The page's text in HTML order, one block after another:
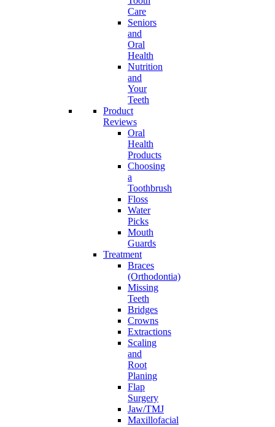
Care
Seniors
and
Oral
Health
Nutrition
and
Your
Teeth
Product
Reviews
Oral
Health
Products
Choosing
a
Toothbrush
Floss
Water
Picks
Mouth
Guards
Treatment
Braces
(Orthodontia)
Missing
Teeth
Bridges
Crowns
Extractions
Scaling
and
Root
Planing
Flap
Surgery
Jaw/TMJ
Maxillofacial